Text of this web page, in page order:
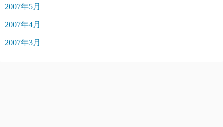
2007年5月
2007年4月
2007年3月